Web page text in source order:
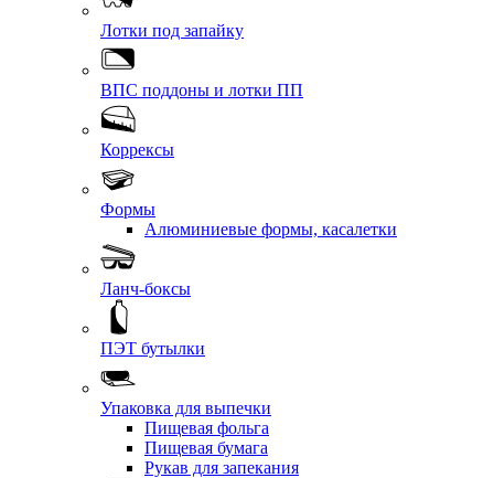
Лотки под запайку
ВПС поддоны и лотки ПП
Коррексы
Формы
Алюминиевые формы, касалетки
Ланч-боксы
ПЭТ бутылки
Упаковка для выпечки
Пищевая фольга
Пищевая бумага
Рукав для запекания